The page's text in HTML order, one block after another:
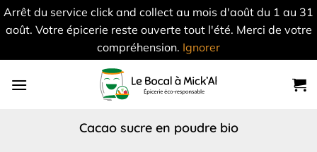
Arrêt du service click and collect au mois d'août du 1 au 31
août. Votre épicerie reste ouverte tout l'été. Merci de votre
compréhension. Ignorer
cacao sucre en poudre bio